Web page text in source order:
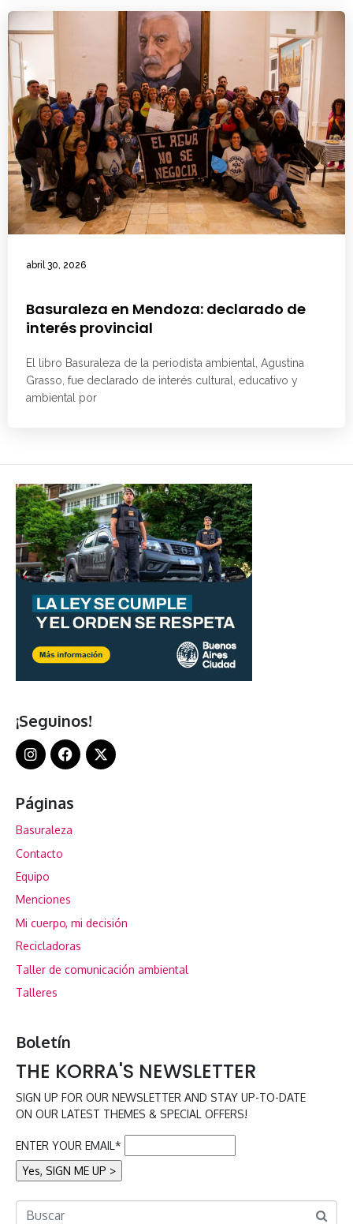
abril 30, 2026
Basuraleza en Mendoza: declarado de
interés provincial
El libro Basuraleza de la periodista ambiental, Agustina
Grasso, fue declarado de interés cultural, educativo y
ambiental por
¡Seguinos!
Páginas
Basuraleza
Contacto
Equipo
Menciones
Mi cuerpo, mi decisión
Recicladoras
Taller de comunicación ambiental
Talleres
Boletín
THE KORRA'S NEWSLETTER
SIGN UP FOR OUR NEWSLETTER AND STAY UP-TO-DATE
ON OUR LATEST THEMES & SPECIAL OFFERS!
ENTER YOUR EMAIL*